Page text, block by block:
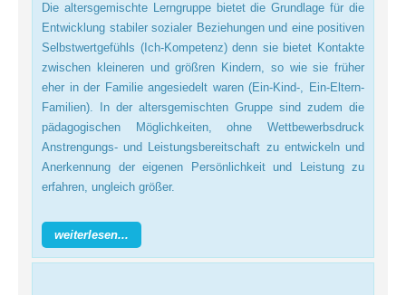
Die altersgemischte Lerngruppe bietet die Grundlage für die
Entwicklung stabiler sozialer Beziehungen und eine positiven
Selbstwertgefühls (Ich-Kompetenz) denn sie bietet Kontakte
zwischen kleineren und größren Kindern, so wie sie früher
eher in der Familie angesiedelt waren (Ein-Kind-, Ein-Eltern-
Familien). In der altersgemischten Gruppe sind zudem die
pädagogischen Möglichkeiten, ohne Wettbewerbsdruck
Anstrengungs- und Leistungsbereitschaft zu entwickeln und
Anerkennung der eigenen Persönlichkeit und Leistung zu
erfahren, ungleich größer.
weiterlesen...